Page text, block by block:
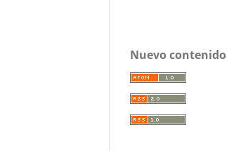
Nuevo contenido